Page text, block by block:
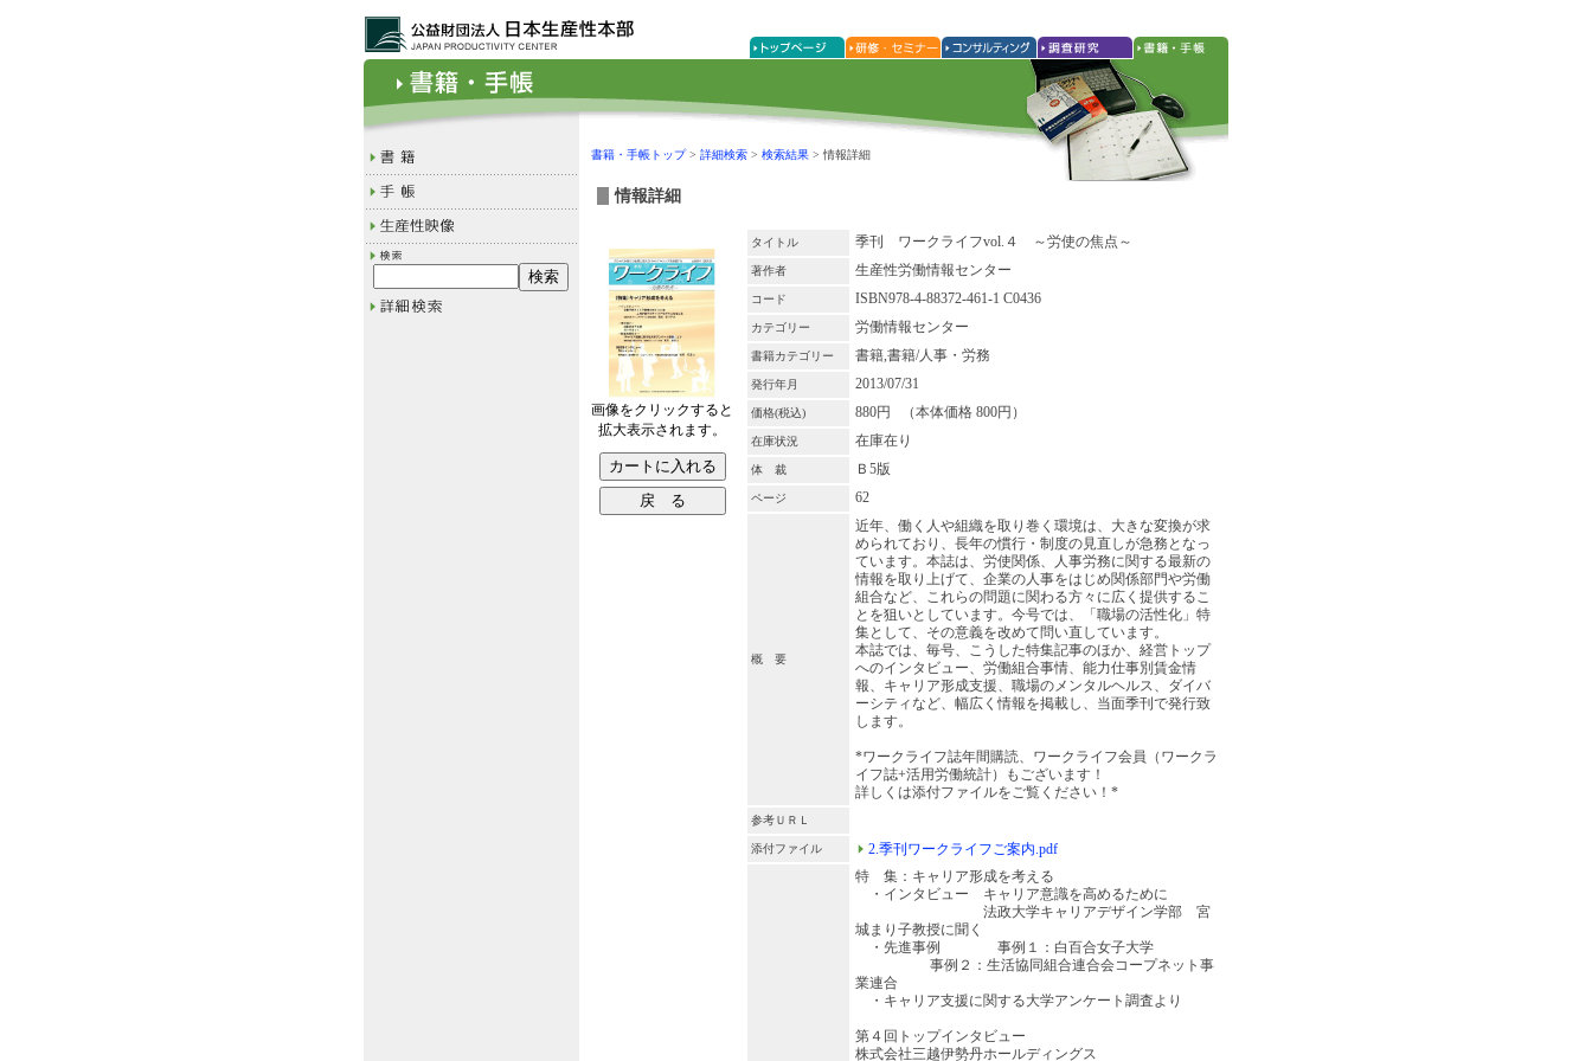
書籍・手帳トップ> 詳細検索 > 検索結果 > 情報詳細
情報詳細
画像をクリックすると
拡大表示されます。
タイトル 季刊 ワークライフvol.４ ～労使の焦点～
著作者 生産性労働情報センター
コード ISBN978-4-88372-461-1 C0436
カテゴリー 労働情報センター
書籍カテゴリー 書籍,書籍/人事・労務
発行年月 2013/07/31
価格(税込) 880円 （本体価格 800円）
在庫状況 在庫在り
体 裁 Ｂ5版
ページ 62
概 要
近年、働く人や組織を取り巻く環境は、大きな変換が求
められており、長年の慣行・制度の見直しが急務となっ
ています。本誌は、労使関係、人事労務に関する最新の
情報を取り上げて、企業の人事をはじめ関係部門や労働
組合など、これらの問題に関わる方々に広く提供するこ
とを狙いとしています。今号では、「職場の活性化」特
集として、その意義を改めて問い直しています。
本誌では、毎号、こうした特集記事のほか、経営トップ
へのインタビュー、労働組合事情、能力仕事別賃金情
報、キャリア形成支援、職場のメンタルヘルス、ダイバ
ーシティなど、幅広く情報を掲載し、当面季刊で発行致
します。
*ワークライフ誌年間購読、ワークライフ会員（ワークラ
イフ誌+活用労働統計）もございます！
詳しくは添付ファイルをご覧ください！*
参考ＵＲＬ
添付ファイル
2.季刊ワークライフご案内.pdf
特 集：キャリア形成を考える
・インタビュー キャリア意識を高めるために
法政大学キャリアデザイン学部 宮
城まり子教授に聞く
・先進事例 事例１：白百合女子大学
事例２：生活協同組合連合会コープネット事
業連合
・キャリア支援に関する大学アンケート調査より
第４回トップインタビュー
株式会社三越伊勢丹ホールディングス